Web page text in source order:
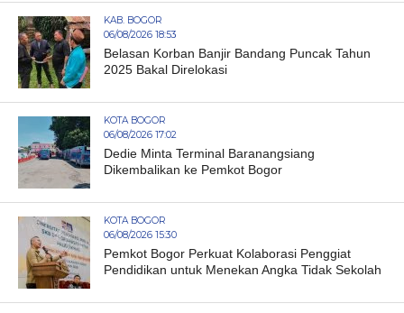
KAB. BOGOR
06/08/2026 18:53
Belasan Korban Banjir Bandang Puncak Tahun
2025 Bakal Direlokasi
KOTA BOGOR
06/08/2026 17:02
Dedie Minta Terminal Baranangsiang
Dikembalikan ke Pemkot Bogor
KOTA BOGOR
06/08/2026 15:30
Pemkot Bogor Perkuat Kolaborasi Penggiat
Pendidikan untuk Menekan Angka Tidak Sekolah